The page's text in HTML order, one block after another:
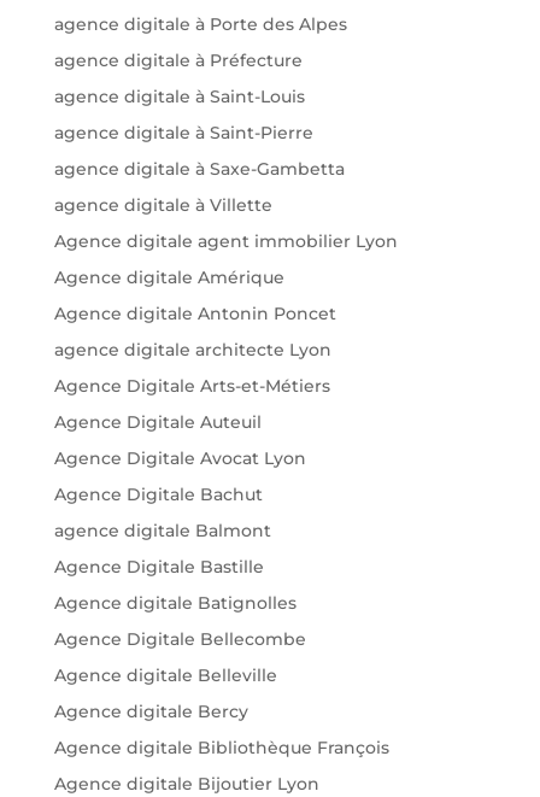
agence digitale à Porte des Alpes
agence digitale à Préfecture
agence digitale à Saint-Louis
agence digitale à Saint-Pierre
agence digitale à Saxe-Gambetta
agence digitale à Villette
Agence digitale agent immobilier Lyon
Agence digitale Amérique
Agence digitale Antonin Poncet
agence digitale architecte Lyon
Agence Digitale Arts-et-Métiers
Agence Digitale Auteuil
Agence Digitale Avocat Lyon
Agence Digitale Bachut
agence digitale Balmont
Agence Digitale Bastille
Agence digitale Batignolles
Agence Digitale Bellecombe
Agence digitale Belleville
Agence digitale Bercy
Agence digitale Bibliothèque François
Agence digitale Bijoutier Lyon